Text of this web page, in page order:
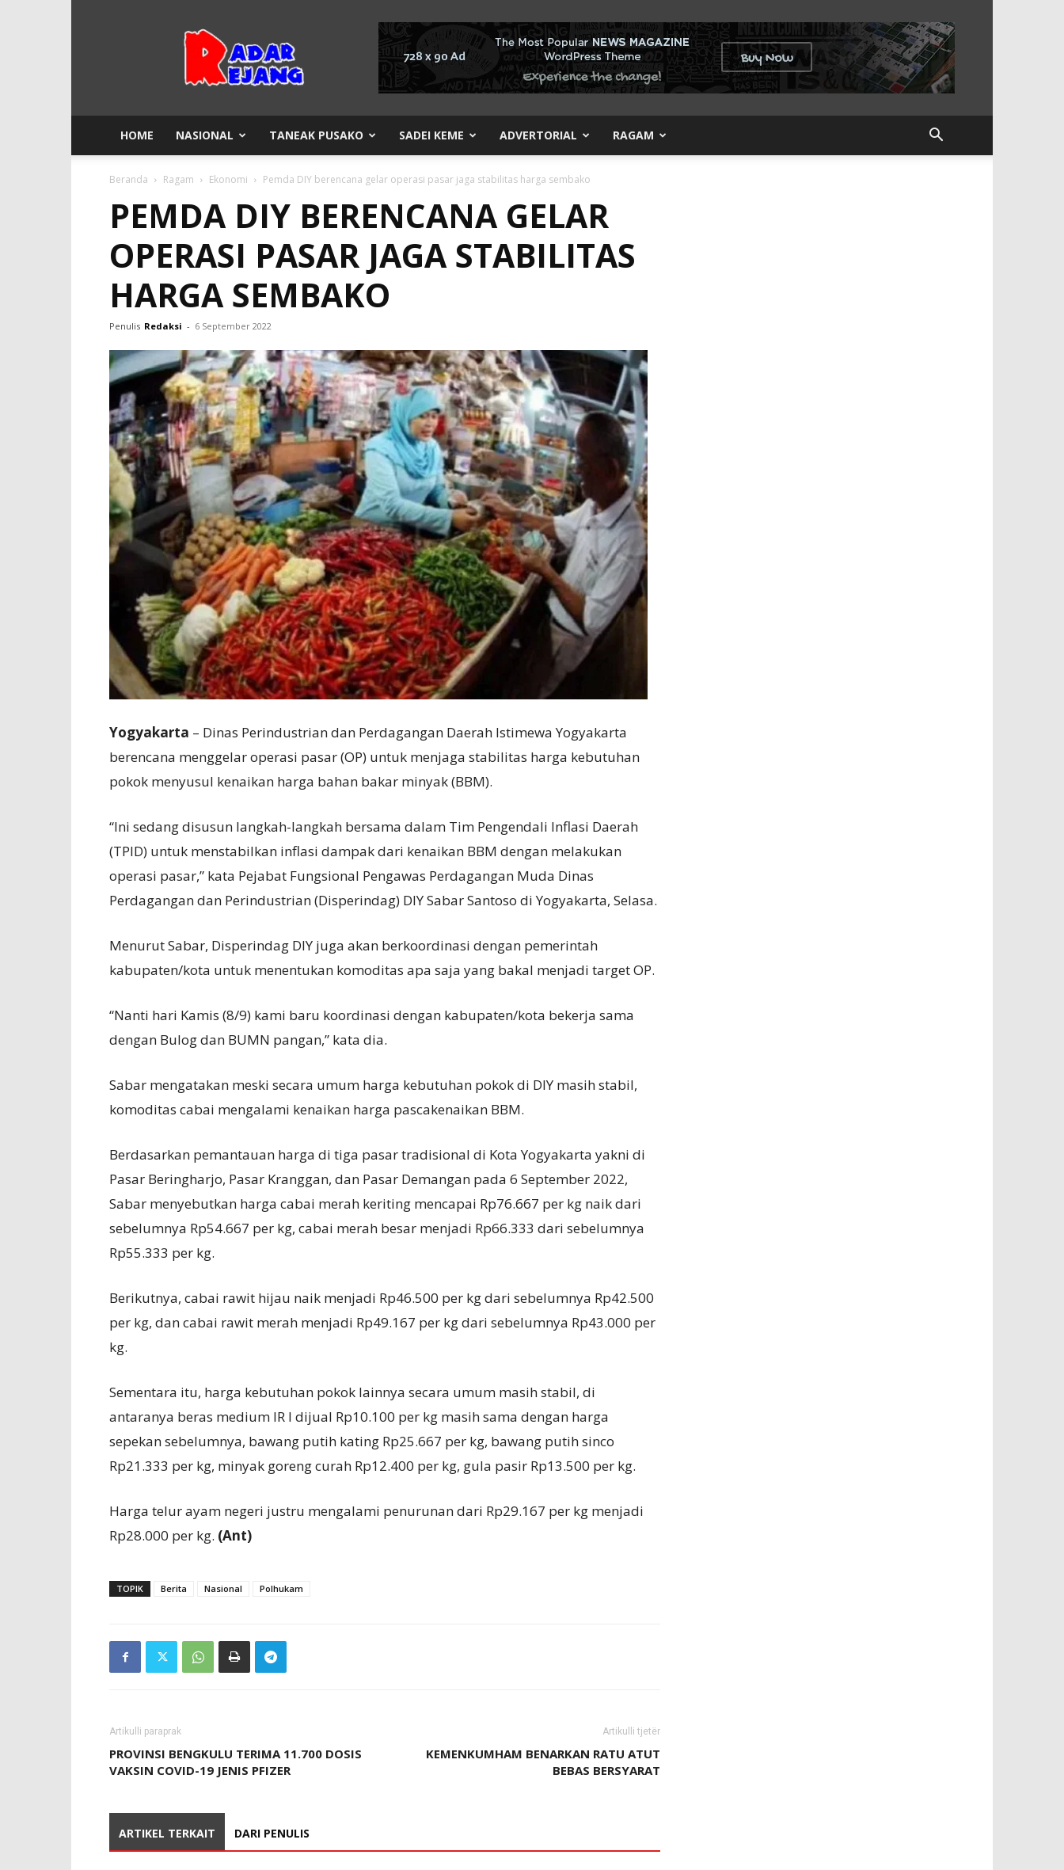
Rejang
HOME NASIONAL TANEAK PUSAKO SADEI KEME ADVERTORIAL RAGAM
Beranda Ragam Ekonomi Pemda DIY berencana gelar operasi pasar jaga stabilitas harga sembako
PEMDA DIY BERENCANA GELAR
OPERASI PASAR JAGA STABILITAS
HARGA SEMBAKO
Penulis Redaksi - 6 September 2022
Yogyakarta – Dinas Perindustrian dan Perdagangan Daerah Istimewa Yogyakarta
berencana menggelar operasi pasar (OP) untuk menjaga stabilitas harga kebutuhan
pokok menyusul kenaikan harga bahan bakar minyak (BBM).
“Ini sedang disusun langkah-langkah bersama dalam Tim Pengendali Inflasi Daerah
(TPID) untuk menstabilkan inflasi dampak dari kenaikan BBM dengan melakukan
operasi pasar,” kata Pejabat Fungsional Pengawas Perdagangan Muda Dinas
Perdagangan dan Perindustrian (Disperindag) DIY Sabar Santoso di Yogyakarta, Selasa.
Menurut Sabar, Disperindag DIY juga akan berkoordinasi dengan pemerintah
kabupaten/kota untuk menentukan komoditas apa saja yang bakal menjadi target OP.
“Nanti hari Kamis (8/9) kami baru koordinasi dengan kabupaten/kota bekerja sama
dengan Bulog dan BUMN pangan,” kata dia.
Sabar mengatakan meski secara umum harga kebutuhan pokok di DIY masih stabil,
komoditas cabai mengalami kenaikan harga pascakenaikan BBM.
Berdasarkan pemantauan harga di tiga pasar tradisional di Kota Yogyakarta yakni di
Pasar Beringharjo, Pasar Kranggan, dan Pasar Demangan pada 6 September 2022,
Sabar menyebutkan harga cabai merah keriting mencapai Rp76.667 per kg naik dari
sebelumnya Rp54.667 per kg, cabai merah besar menjadi Rp66.333 dari sebelumnya
Rp55.333 per kg.
Berikutnya, cabai rawit hijau naik menjadi Rp46.500 per kg dari sebelumnya Rp42.500
per kg, dan cabai rawit merah menjadi Rp49.167 per kg dari sebelumnya Rp43.000 per
kg.
Sementara itu, harga kebutuhan pokok lainnya secara umum masih stabil, di
antaranya beras medium IR I dijual Rp10.100 per kg masih sama dengan harga
sepekan sebelumnya, bawang putih kating Rp25.667 per kg, bawang putih sinco
Rp21.333 per kg, minyak goreng curah Rp12.400 per kg, gula pasir Rp13.500 per kg.
Harga telur ayam negeri justru mengalami penurunan dari Rp29.167 per kg menjadi
Rp28.000 per kg. (Ant)
TOPIK Berita Nasional Polhukam
Artikulli paraprak
PROVINSI BENGKULU TERIMA 11.700 DOSIS
VAKSIN COVID-19 JENIS PFIZER
Artikulli tjetër
KEMENKUMHAM BENARKAN RATU ATUT
BEBAS BERSYARAT
ARTIKEL TERKAIT DARI PENULIS